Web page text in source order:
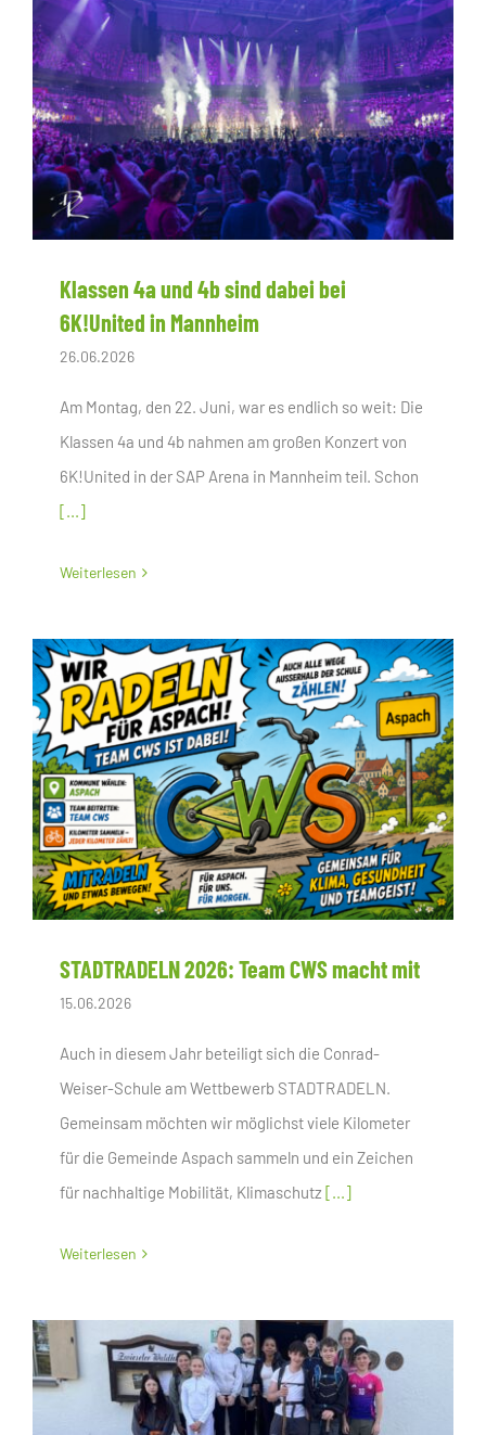
Klassen 4a und 4b sind dabei bei
6K!United in Mannheim
26.06.2026
Am Montag, den 22. Juni, war es endlich so weit: Die
Klassen 4a und 4b nahmen am großen Konzert von
6K!United in der SAP Arena in Mannheim teil. Schon
[...]
Weiterlesen
STADTRADELN 2026: Team CWS macht mit
15.06.2026
Auch in diesem Jahr beteiligt sich die Conrad-
Weiser-Schule am Wettbewerb STADTRADELN.
Gemeinsam möchten wir möglichst viele Kilometer
für die Gemeinde Aspach sammeln und ein Zeichen
für nachhaltige Mobilität, Klimaschutz [...]
Weiterlesen